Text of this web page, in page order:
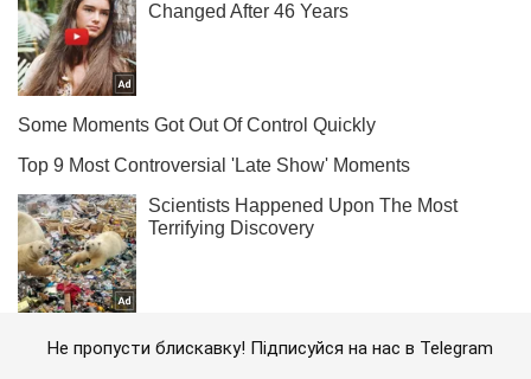
Не пропусти блискавку! Підписуйся на нас в Telegram